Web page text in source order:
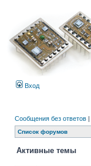
Вход
Сообщения без ответов |
Список форумов
Активные темы